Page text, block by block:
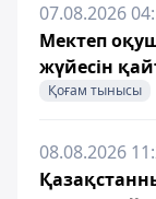
07.08.2026
Мектеп
жүйесін
Қоғам тынысы
08.08.2026